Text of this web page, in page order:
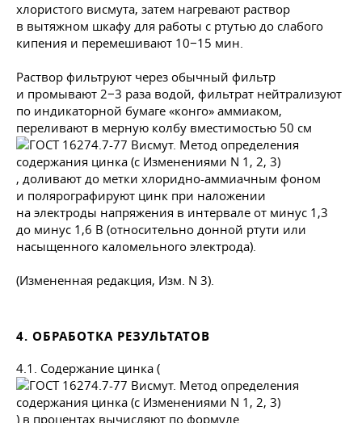
хлористого висмута, затем нагревают раствор
в вытяжном шкафу для работы с ртутью до слабого
кипения и перемешивают 10−15 мин.
Раствор фильтруют через обычный фильтр
и промывают 2−3 раза водой, фильтрат нейтрализуют
по индикаторной бумаге «конго» аммиаком,
переливают в мерную колбу вместимостью 50 см
, доливают до метки хлоридно-аммиачным фоном
и полярографируют цинк при наложении
на электроды напряжения в интервале от минус 1,3
до минус 1,6 В (относительно донной ртути или
насыщенного каломельного электрода).
(Измененная редакция, Изм. N 3).
4. ОБРАБОТКА РЕЗУЛЬТАТОВ
4.1. Содержание цинка (
) в процентах вычисляют по формуле